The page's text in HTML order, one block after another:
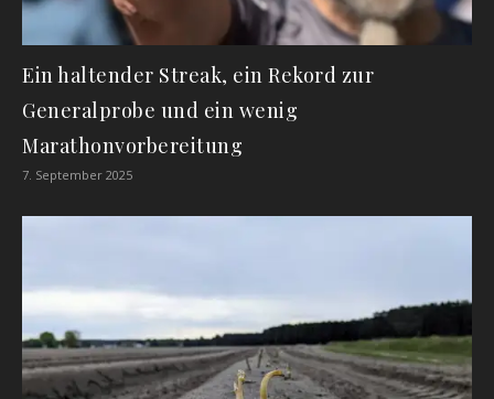
Ein haltender Streak, ein Rekord zur
Generalprobe und ein wenig
Marathonvorbereitung
7. September 2025